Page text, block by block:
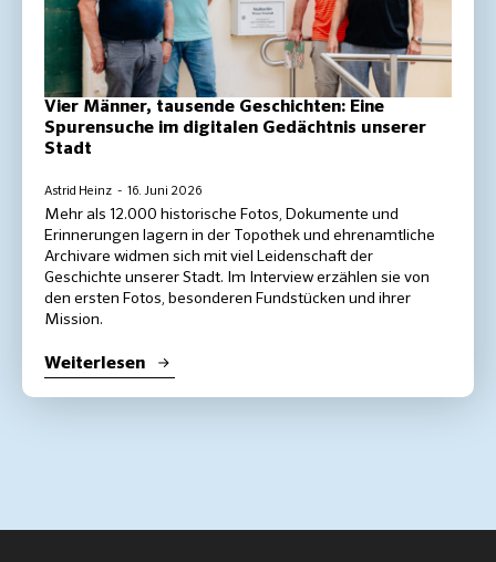
Vier Männer, tausende Geschichten: Eine
Spurensuche im digitalen Gedächtnis unserer
Stadt
Astrid Heinz 16. Juni 2026
Mehr als 12.000 historische Fotos, Dokumente und
Erinnerungen lagern in der Topothek und ehrenamtliche
Archivare widmen sich mit viel Leidenschaft der
Geschichte unserer Stadt. Im Interview erzählen sie von
den ersten Fotos, besonderen Fundstücken und ihrer
Mission.
Weiterlesen